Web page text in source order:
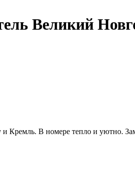
Великий
Кремль. В номере тепло и уютно.